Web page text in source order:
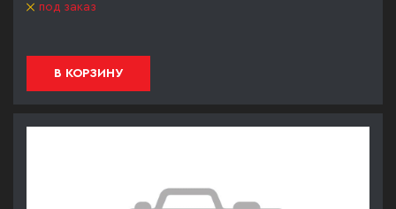
под заказ
В КОРЗИНУ